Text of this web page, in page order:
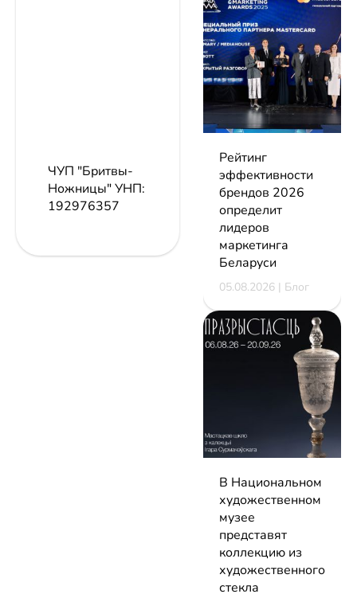
ЧУП "Бритвы-
Ножницы"УНП:
192976357
Рейтинг
эффективности
брендов 2026
определит
лидеров
маркетинга
Беларуси
05.08.2026 | Блог
В Национальном
художественном
музее
представят
коллекцию из
художественного
стекла